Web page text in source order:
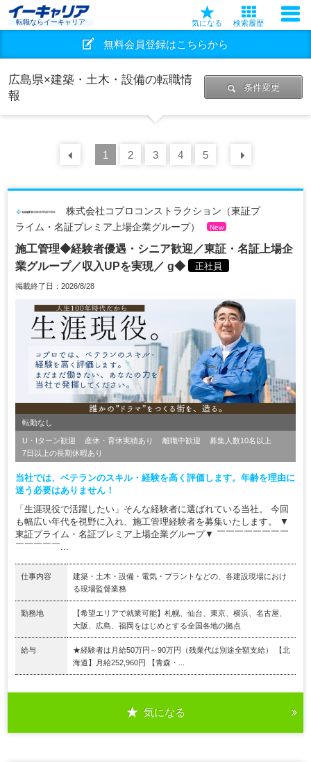
転職ならイーキャリア 気になる 検索履歴
無料会員登録はこちらから
広島県×建築・土木・設備の転職情
報
条件変更
前の 30
1 2 3 4 5
株式会社コプロコンストラクション（東証プ
ライム・名証プレミア上場企業グループ）
New
施工管理◆経験者優遇・シニア歓迎／東証・名証上場企
業グループ／収入UPを実現／ g◆
正社員
掲載終了日：2026/8/28
転勤なし
U・Iターン歓迎 産休・育休実績あり 離職中歓迎
募集人数10名以上
7日以上の長期休暇あり
当社では、ベテランのスキル・経験を高く評価します。年齢を理由に
迷う必要はありません！
「生涯現役で活躍したい」そんな経験者に選ばれている当社。 今回
も幅広い年代を視野に入れ、施工管理経験者を募集いたします。 ▼
東証プライム・名証プレミア上場企業グループ▼ ￣￣￣￣￣￣￣￣
￣￣￣￣￣...
仕事内容
建築・土木・設備・電気・プラントなどの、各建設現場におけ
る現場監督業務
勤務地
【希望エリアで就業可能】札幌、仙台、東京、横浜、名古屋、
大阪、広島、福岡をはじめとする全国各地の拠点
給与
★経験者は月給50万円～90万円（残業代は別途全額支給） 【北
海道】月給252,960円 【青森・...
気になる